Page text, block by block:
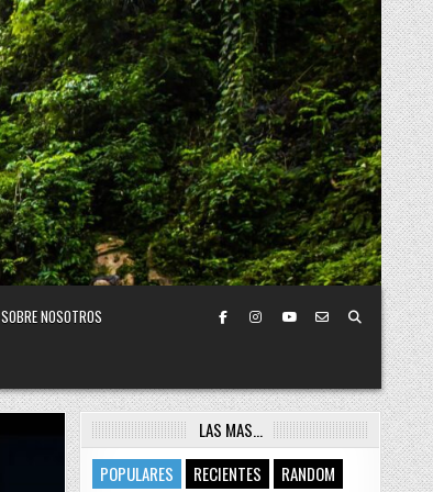
SOBRE NOSOTROS
LAS MAS…
POPULARES
RECIENTES RANDOM